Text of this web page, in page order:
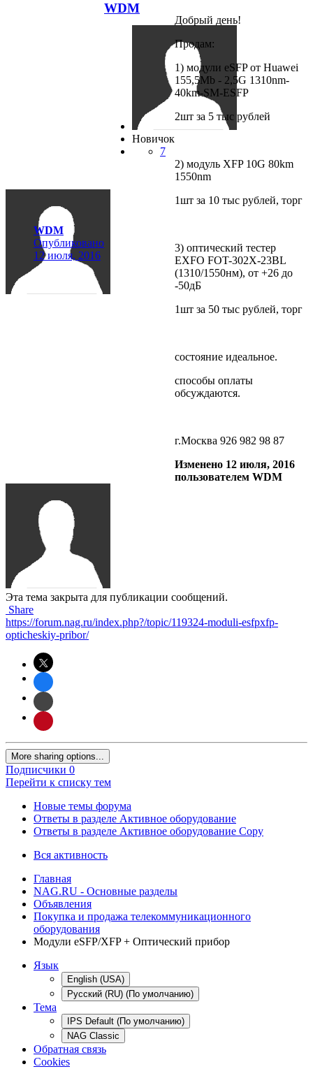
WDM
Опубликовано
12 июля, 2016
WDM
Новичок
7
Добрый день!
Продам:
1) модули eSFP от Huawei
155,5Mb - 2,5G 1310nm-
40km-SM-ESFP
2шт за 5 тыс рублей
2) модуль XFP 10G 80km
1550nm
1шт за 10 тыс рублей, торг
3) оптический тестер
EXFO FOT-302X-23BL
(1310/1550нм), от +26 до
-50дБ
1шт за 50 тыс рублей, торг
состояние идеальное.
способы оплаты
обсуждаются.
г.Москва 926 982 98 87
Изменено 12 июля, 2016
пользователем WDM
Эта тема закрыта для публикации сообщений.
Share
https://forum.nag.ru/index.php?/topic/119324-moduli-esfpxfp-
opticheskiy-pribor/
More sharing options...
Подписчики 0
Перейти к списку тем
Новые темы форума
Ответы в разделе Активное оборудование
Ответы в разделе Активное оборудование Copy
Вся активность
Главная
NAG.RU - Основные разделы
Объявления
Покупка и продажа телекоммуникационного
оборудования
Модули eSFP/XFP + Оптический прибор
Язык
English (USA)
Русский (RU) (По умолчанию)
Тема
IPS Default (По умолчанию)
NAG Classic
Обратная связь
Cookies